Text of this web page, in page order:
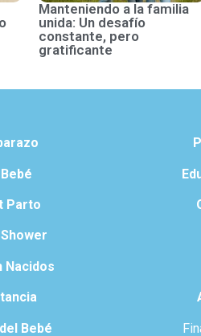
Manteniendo a la familia
unida: Un desafío
constante, pero
gratificante
Parto
Shower
Nacidos
Bebé